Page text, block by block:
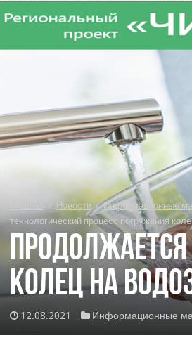
/ Новости / Информационные
технологический процесс погружения
колец на
12.08.2021 Информационные